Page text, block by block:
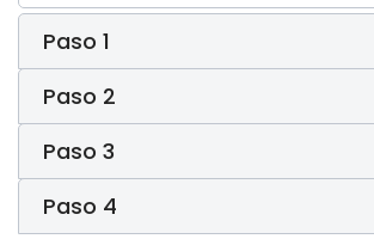
Paso 1
Paso 2
Paso 3
Paso 4